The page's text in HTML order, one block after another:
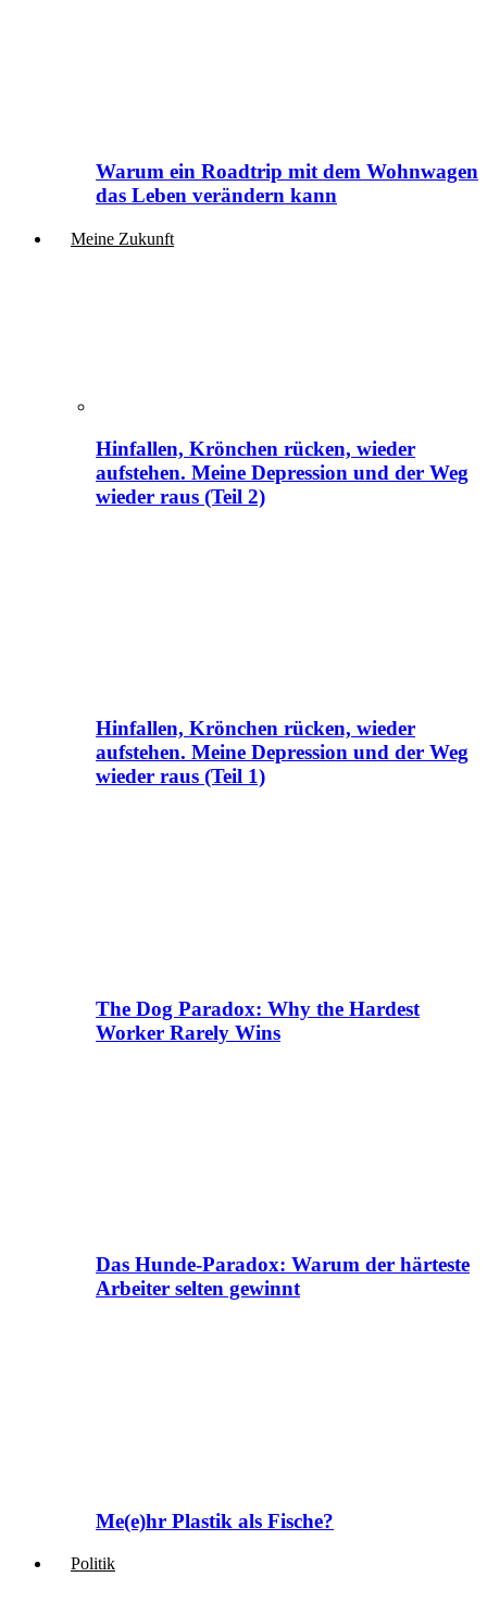
Warum ein Roadtrip mit dem Wohnwagen
das Leben verändern kann
Meine Zukunft
Hinfallen, Krönchen rücken, wieder
aufstehen. Meine Depression und der Weg
wieder raus (Teil 2)
Hinfallen, Krönchen rücken, wieder
aufstehen. Meine Depression und der Weg
wieder raus (Teil 1)
The Dog Paradox: Why the Hardest
Worker Rarely Wins
Das Hunde-Paradox: Warum der härteste
Arbeiter selten gewinnt
Me(e)hr Plastik als Fische?
Politik